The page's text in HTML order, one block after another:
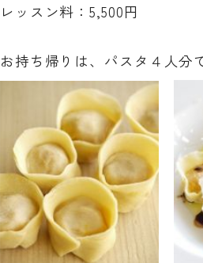
レッスン料：5,500円
お持ち帰りは、パスタ４人分